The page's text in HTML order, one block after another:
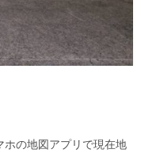
の地図アプリで現在地